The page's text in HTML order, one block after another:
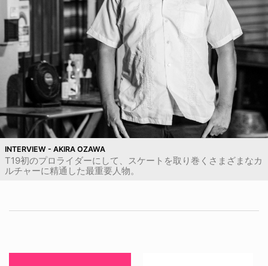
INTERVIEW - AKIRA OZAWA
T19初のプロライダーにして、スケートを取り巻くさまざまなカ
ルチャーに精通した最重要人物。